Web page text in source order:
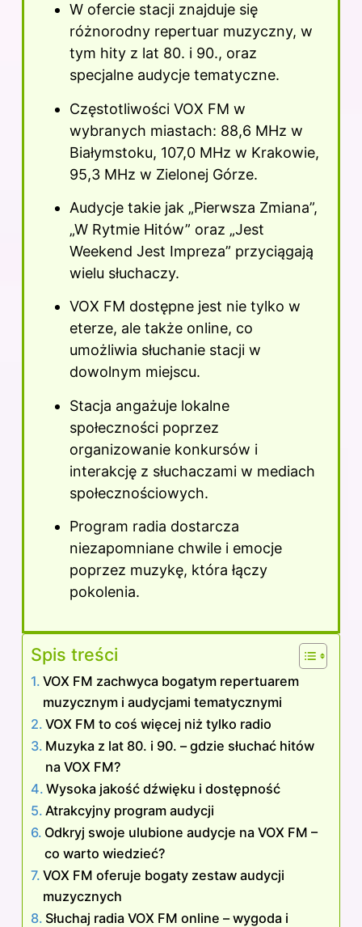
W ofercie stacji znajduje się
różnorodny repertuar muzyczny, w
tym hity z lat 80. i 90., oraz
specjalne audycje tematyczne.
Częstotliwości VOX FM w
wybranych miastach: 88,6 MHz w
Białymstoku, 107,0 MHz w Krakowie,
95,3 MHz w Zielonej Górze.
Audycje takie jak „Pierwsza Zmiana”,
„W Rytmie Hitów” oraz „Jest
Weekend Jest Impreza” przyciągają
wielu słuchaczy.
VOX FM dostępne jest nie tylko w
eterze, ale także online, co
umożliwia słuchanie stacji w
dowolnym miejscu.
Stacja angażuje lokalne
społeczności poprzez
organizowanie konkursów i
interakcję z słuchaczami w mediach
społecznościowych.
Program radia dostarcza
niezapomniane chwile i emocje
poprzez muzykę, która łączy
pokolenia.
Spis treści
VOX FM zachwyca bogatym repertuarem
muzycznym i audycjami tematycznymi
VOX FM to coś więcej niż tylko radio
Muzyka z lat 80. i 90. – gdzie słuchać hitów
na VOX FM?
Wysoka jakość dźwięku i dostępność
Atrakcyjny program audycji
Odkryj swoje ulubione audycje na VOX FM –
co warto wiedzieć?
VOX FM oferuje bogaty zestaw audycji
muzycznych
Słuchaj radia VOX FM online – wygoda i